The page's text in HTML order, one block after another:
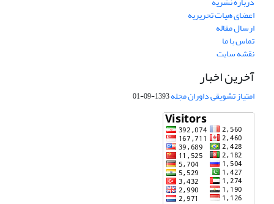
اعضای هیات تحریریه
ارسال مقاله
تماس با ما
نقشه سایت
آخرین اخبار
امتیاز تشویقی داوران مجله1393-09-01